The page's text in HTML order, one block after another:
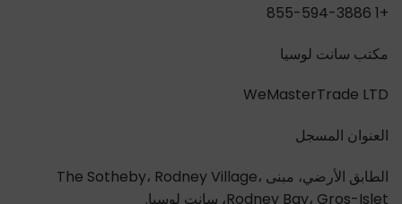
+1 855-594-3886
مكتب سانت لوسيا
WeMasterTrade LTD
العنوان المسجل
الطابق الأرضي، مبنى The Sotheby، Rodney Village،
Rodney Bay، Gros-Islet، سانت لوسيا.